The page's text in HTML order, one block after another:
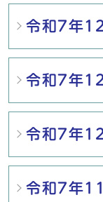
令和7年
令和7年
令和7年
令和7年